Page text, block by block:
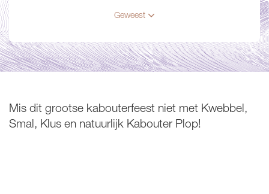
Geweest
Mis dit grootse kabouterfeest niet met Kwebbel,
Smal, Klus en natuurlijk Kabouter Plop!